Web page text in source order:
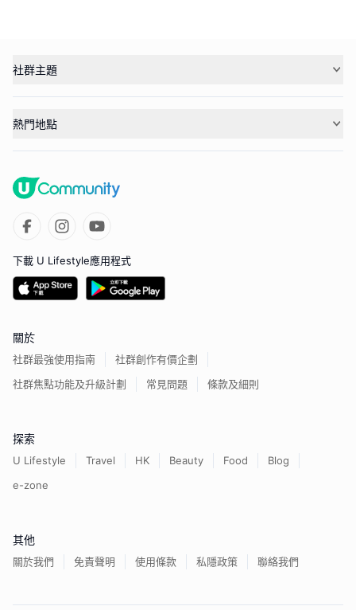
社群主題
熱門地點
下載 U Lifestyle應用程式
關於
社群最強使用指南
社群創作有價企劃
社群焦點功能及升級計劃
常見問題 條款及細則
探索
U Lifestyle Travel HK Beauty Food
Blog
e-zone
其他
關於我們 免責聲明 使用條款 私隱政策 聯絡我們